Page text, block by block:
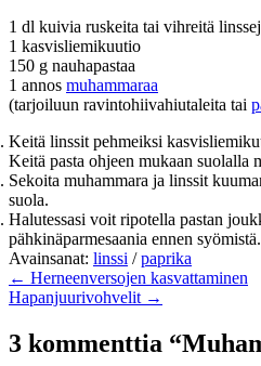
1 dl kuivia ruskeita tai vihreitä
1 kasvisliemikuutio
150 g nauhapastaa
1 annos muhammaraa
(tarjoiluun ravintohiivahiutaleita tai
Keitä linssit pehmeiksi
Keitä pasta ohjeen mukaan suolalla
Sekoita muhammara ja linssit
suola.
Halutessasi voit ripotella pastan
pähkinäparmesaania ennen syömistä.
Avainsanat: linssi /paprika
← Herneenversojen kasvattaminen
Hapanjuurivohvelit →
3 kommenttia